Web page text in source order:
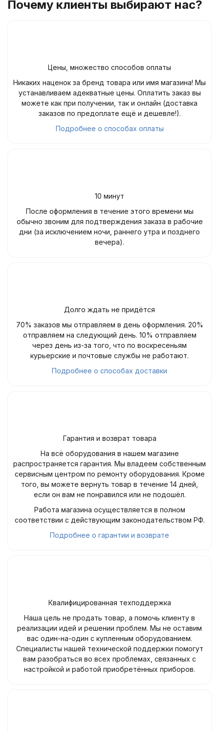
Почему клиенты выбирают нас?
Цены, множество способов оплаты
Никаких наценок за бренд товара или имя магазина! Мы
устанавливаем адекватные цены. Оплатить заказ вы
можете как при получении, так и онлайн (доставка
заказов по предоплате ещё и дешевле!).
Подробнее о способах оплаты
10 минут
После оформления в течение этого времени мы
обычно звоним для подтверждения заказа в рабочие
дни (за исключением ночи, раннего утра и позднего
вечера).
Долго ждать не придётся
70% заказов мы отправляем в день оформления. 20%
отправляем на следующий день. 10% отправляем
через день из-за того, что по воскресеньям
курьерские и почтовые службы не работают.
Подробнее о способах доставки
Гарантия и возврат товара
На всё оборудования в нашем магазине
распространяется гарантия. Мы владеем собственным
сервисным центром по ремонту оборудования. Кроме
того, вы можете вернуть товар в течение 14 дней,
если он вам не понравился или не подошёл.
Работа магазина осуществляется в полном
соответствии с действующим законодательством РФ.
Подробнее о гарантии и возврате
Квалифицированная техподдержка
Наша цель не продать товар, а помочь клиенту в
реализации идей и решении проблем. Мы не оставим
вас один-на-один с купленным оборудованием.
Специалисты нашей технической поддержки помогут
вам разобраться во всех проблемах, связанных с
настройкой и работой приобретённых приборов.